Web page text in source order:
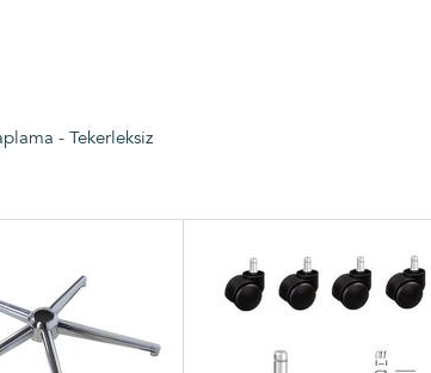
- Tekerleksiz